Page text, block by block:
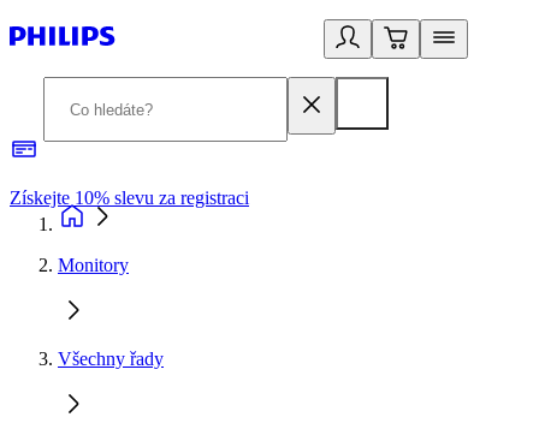
Získejte 10% slevu za registraci
Monitory
Všechny řady